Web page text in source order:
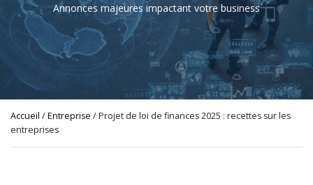
Annonces majeures impactant votre business
Accueil /Entreprise / Projet de loi de finances 2025 : recettes sur les
entreprises